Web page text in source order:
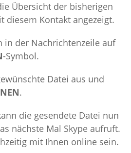
Übersicht der bisherigen
diesem Kontakt angezeigt.
in der Nachrichtenzeile auf
-Symbol.
Datei aus und
.
die gesendete Datei nun
nächste Mal Skype aufruft.
mit Ihnen online sein.